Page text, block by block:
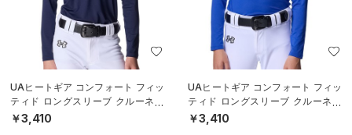
UAヒートギア コンフォート フィッ
ティド ロングスリーブ クルーネッ
ク シャツ（ベースボール/BOYS）
￥3,410
UAヒートギア コンフォート フィッ
ティド ロングスリーブ クルーネッ
ク シャツ（ベースボール/BOYS）
￥3,410